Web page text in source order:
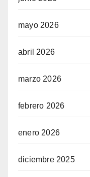
mayo 2026
abril 2026
marzo 2026
febrero 2026
enero 2026
diciembre 2025